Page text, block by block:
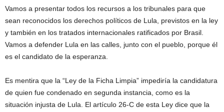
Vamos a presentar todos los recursos a los tribunales para que
sean reconocidos los derechos políticos de Lula, previstos en la ley
y también en los tratados internacionales ratificados por Brasil.
Vamos a defender Lula en las calles, junto con el pueblo, porque él
es el candidato de la esperanza.
Es mentira que la “Ley de la Ficha Limpia” impediría la candidatura
de quien fue condenado en segunda instancia, como es la
situación injusta de Lula. El artículo 26-C de esta Ley dice que la